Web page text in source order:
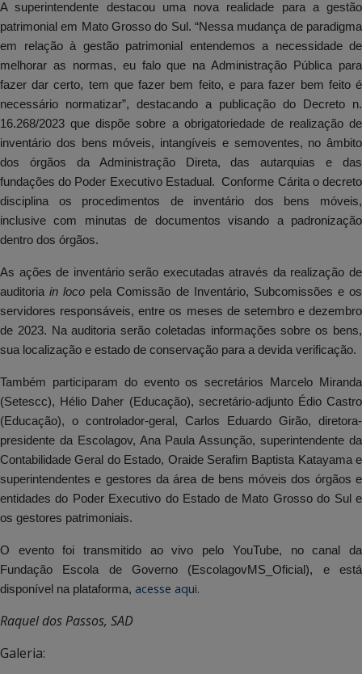
A superintendente destacou uma nova realidade para a gestão
patrimonial em Mato Grosso do Sul. “Nessa mudança de paradigma
em relação à gestão patrimonial entendemos a necessidade de
melhorar as normas, eu falo que na Administração Pública para
fazer dar certo, tem que fazer bem feito, e para fazer bem feito é
necessário normatizar”, destacando a publicação do Decreto n.
16.268/2023 que dispõe sobre a obrigatoriedade de realização de
inventário dos bens móveis, intangíveis e semoventes, no âmbito
dos órgãos da Administração Direta, das autarquias e das
fundações do Poder Executivo Estadual. Conforme Cárita o decreto
disciplina os procedimentos de inventário dos bens móveis,
inclusive com minutas de documentos visando a padronização
dentro dos órgãos.
As ações de inventário serão executadas através da realização de
auditoriain loco pela Comissão de Inventário, Subcomissões e os
servidores responsáveis, entre os meses de setembro e dezembro
de 2023. Na auditoria serão coletadas informações sobre os bens,
sua localização e estado de conservação para a devida verificação.
Também participaram do evento os secretários Marcelo Miranda
(Setescc), Hélio Daher (Educação), secretário-adjunto Édio Castro
(Educação), o controlador-geral, Carlos Eduardo Girão, diretora-
presidente da Escolagov, Ana Paula Assunção, superintendente da
Contabilidade Geral do Estado, Oraide Serafim Baptista Katayama e
superintendentes e gestores da área de bens móveis dos órgãos e
entidades do Poder Executivo do Estado de Mato Grosso do Sul e
os gestores patrimoniais.
O evento foi transmitido ao vivo pelo YouTube, no canal da
Fundação Escola de Governo (EscolagovMS_Oficial), e está
disponível na plataforma, acesse aqui.
Raquel dos Passos, SAD
Galeria: